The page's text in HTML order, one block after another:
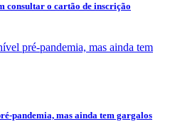
consultar o cartão de inscrição
pandemia, mas ainda tem gargalos